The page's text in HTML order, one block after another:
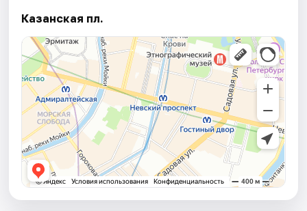
Казанская пл.